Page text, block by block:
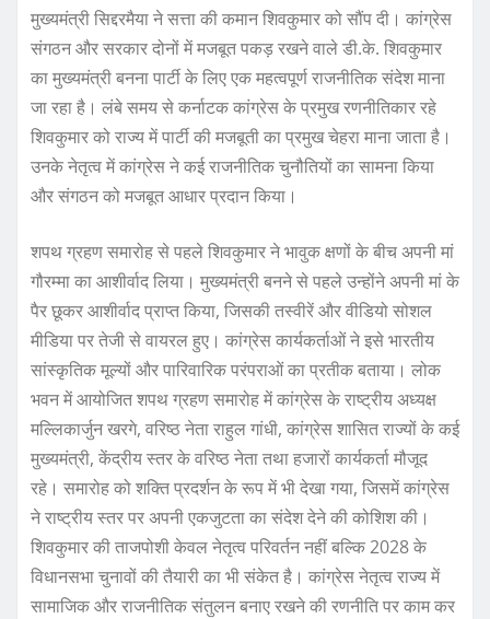
मुख्यमंत्री सिद्दरमैया ने सत्ता की कमान शिवकुमार को सौंप दी। कांग्रेस
संगठन और सरकार दोनों में मजबूत पकड़ रखने वाले डी.के. शिवकुमार
का मुख्यमंत्री बनना पार्टी के लिए एक महत्वपूर्ण राजनीतिक संदेश माना
जा रहा है। लंबे समय से कर्नाटक कांग्रेस के प्रमुख रणनीतिकार रहे
शिवकुमार को राज्य में पार्टी की मजबूती का प्रमुख चेहरा माना जाता है।
उनके नेतृत्व में कांग्रेस ने कई राजनीतिक चुनौतियों का सामना किया
और संगठन को मजबूत आधार प्रदान किया।
शपथ ग्रहण समारोह से पहले शिवकुमार ने भावुक क्षणों के बीच अपनी मां
गौरम्मा का आशीर्वाद लिया। मुख्यमंत्री बनने से पहले उन्होंने अपनी मां के
पैर छूकर आशीर्वाद प्राप्त किया, जिसकी तस्वीरें और वीडियो सोशल
मीडिया पर तेजी से वायरल हुए। कांग्रेस कार्यकर्ताओं ने इसे भारतीय
सांस्कृतिक मूल्यों और पारिवारिक परंपराओं का प्रतीक बताया। लोक
भवन में आयोजित शपथ ग्रहण समारोह में कांग्रेस के राष्ट्रीय अध्यक्ष
मल्लिकार्जुन खरगे, वरिष्ठ नेता राहुल गांधी, कांग्रेस शासित राज्यों के कई
मुख्यमंत्री, केंद्रीय स्तर के वरिष्ठ नेता तथा हजारों कार्यकर्ता मौजूद
रहे। समारोह को शक्ति प्रदर्शन के रूप में भी देखा गया, जिसमें कांग्रेस
ने राष्ट्रीय स्तर पर अपनी एकजुटता का संदेश देने की कोशिश की।
शिवकुमार की ताजपोशी केवल नेतृत्व परिवर्तन नहीं बल्कि 2028 के
विधानसभा चुनावों की तैयारी का भी संकेत है। कांग्रेस नेतृत्व राज्य में
सामाजिक और राजनीतिक संतुलन बनाए रखने की रणनीति पर काम कर